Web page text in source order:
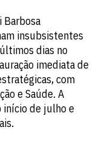
Barbosa
insubsistentes
dias no
imediata de
com
e Saúde. A
início de julho e